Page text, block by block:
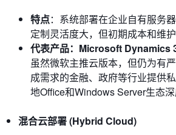
特点：系统部署在企业自有服务
定制灵活度大，但初期成本和维护
代表产品：Microsoft Dynamics
虽然微软主推云版本，但仍为有
成需求的金融、政府等行业提供
地Office和Windows Server生态深
混合云部署 (Hybrid Cloud)